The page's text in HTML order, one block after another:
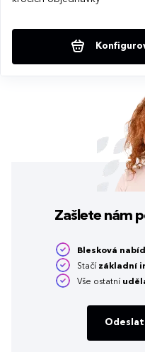
Zašlete nám
Blesková
Stačí základní
Vše ostatní